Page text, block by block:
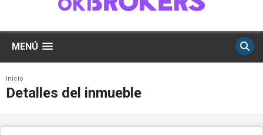
MENÚ
Inicio
Detalles del inmueble